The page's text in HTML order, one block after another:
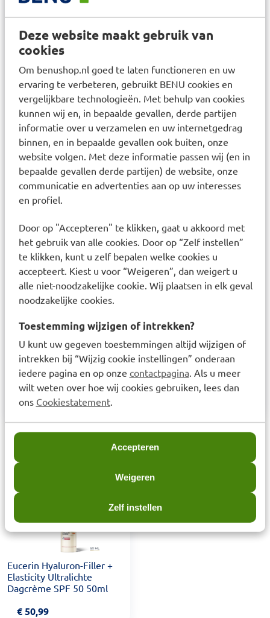
Deze website maakt gebruik van
cookies
Om benushop.nl goed te laten functioneren en uw
ervaring te verbeteren, gebruikt BENU cookies en
vergelijkbare technologieën. Met behulp van cookies
kunnen wij en, in bepaalde gevallen, derde partijen
informatie over u verzamelen en uw internetgedrag
binnen, en in bepaalde gevallen ook buiten, onze
website volgen. Met deze informatie passen wij (en in
bepaalde gevallen derde partijen) de website, onze
communicatie en advertenties aan op uw interesses
en profiel.
Door op "Accepteren" te klikken, gaat u akkoord met
het gebruik van alle cookies. Door op “Zelf instellen”
te klikken, kunt u zelf bepalen welke cookies u
accepteert. Kiest u voor “Weigeren”, dan weigert u
alle niet-noodzakelijke cookie. Wij plaatsen in elk geval
noodzakelijke cookies.
Toestemming wijzigen of intrekken?
U kunt uw gegeven toestemmingen altijd wijzigen of
intrekken bij “Wijzig cookie instellingen” onderaan
iedere pagina en op onze contactpagina. Als u meer
wilt weten over hoe wij cookies gebruiken, lees dan
ons Cookiestatement.
Accepteren
Weigeren
Zelf instellen
collageen. Gepatenteerde Thiamidol: Vermindert
en voorkomt alle types pigmentvlekken voor een
egale teint. *Gepatendeerd Thiamidol (EP 2 758
381 B1) Frankrijk, België, Nederland ¹I n vitro test
Aqua, Alcohol Denat., C12-15 Alkylbenzoaat,
Glycerin, Butyl Methoxydibenzoylmethaan, Bis
Ethylhexyloxyphenol Methoxyphenyl Triazine,
Ethylhexyl Triazone, Butyleenglycol
Dicaprylaat/Dicapraat, Dibutyl Adipaat,
Diethylamino Hydroxybenzoyl Hexylbenzoaat,
Fenylbenzimidazool Sulfonzuur, Tapiocazetmeel,
Glyceryl Stearaat, Silica Dimethyl Silylate,
Natriumhyaluronaat, Isobutylamido Thiazolyl
Resorcinol, Creatine, 1 Methylhydantoin 2 Imide,
Cerifera Cera, Cetearyl Alcohol, Carrageen,
Natrium Stearoyl Glutamaat, Xanthaangom,
Natriumhydroxide, Microkristallijne Cellulose,
Cellulosegom, Trinatrium Ethyleendiamine
Disuccinaat, Hydroxyacetofenon, Fenoxyethanol,
Parfum
Productverantwoordelijke:
Productverantwoordelijke: Beiersdorf AG,
Unnastrasse 48, D-20245, Hamburg, Duitsland, e-
mail: eucerin.huidexpertise@beiersdorf.com, tel.:
00800 49 40 1911.
Laatst bekeken items
Eucerin Hyaluron-Filler +
Elasticity Ultralichte
Dagcrème SPF 50 50ml
€50,99